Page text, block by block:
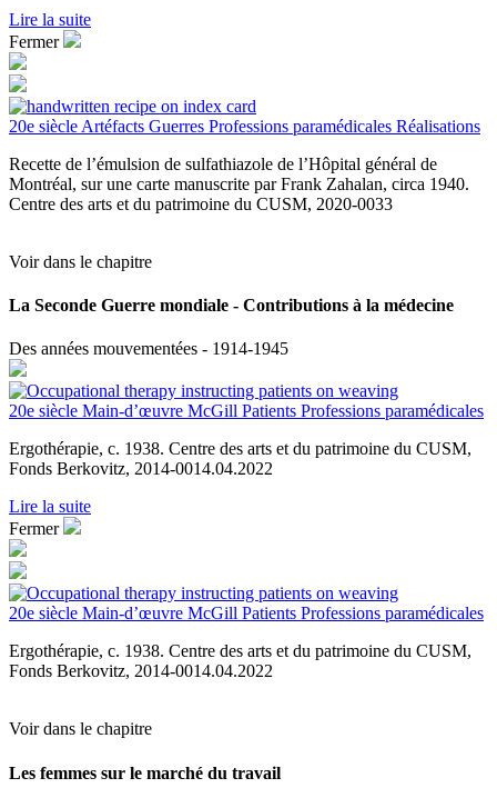
Lire la suite
Fermer
20e siècle Artéfacts Guerres Professions paramédicales Réalisations
Recette de l’émulsion de sulfathiazole de l’Hôpital général de
Montréal, sur une carte manuscrite par Frank Zahalan, circa 1940.
Centre des arts et du patrimoine du CUSM, 2020-0033
Voir dans le chapitre
La Seconde Guerre mondiale - Contributions à la médecine
Des années mouvementées - 1914-1945
20e siècle Main-d’œuvre McGill Patients Professions paramédicales
Ergothérapie, c. 1938. Centre des arts et du patrimoine du CUSM,
Fonds Berkovitz, 2014-0014.04.2022
Lire la suite
Fermer
20e siècle Main-d’œuvre McGill Patients Professions paramédicales
Ergothérapie, c. 1938. Centre des arts et du patrimoine du CUSM,
Fonds Berkovitz, 2014-0014.04.2022
Voir dans le chapitre
Les femmes sur le marché du travail